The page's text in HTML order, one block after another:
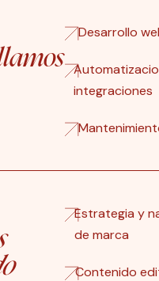
Desarrollo
integraciones
Estrategia y
de marca
Contenido